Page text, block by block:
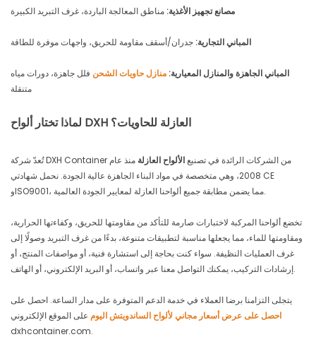
مصانع تجهيز الأغذية: مناطق المعالجة الباردة، غرف التبريد الكبيرة
المباني التجارية: جدران/أسقف مقاومة للحريق، واجهات موفرة للطاقة
المباني الجاهزة والمنازل المعيارية: منازل حاويات الشحن فلل جاهزة، دورات مياه
متنقلة
لماذا تختار ألواح DXH العازلة للحاويات؟
تُعدّ شركة DXH Container من الشركات الرائدة في تصنيعالألواح العازلة منذ عام
2008، وهي متخصصة في مواد البناء الجاهزة عالية الجودة. نحمل شهادتي CE
وISO9001، مما يضمن مطابقة جميع ألواحنا العازلة لمعايير الجودة العالمية.
تخضع ألواحنا المركبة لاختبارات صارمة للتأكد من مقاومتها للحريق، وكفاءتها الحرارية،
ومقاومتها للماء، مما يجعلها مناسبة لتطبيقات متنوعة، بدءًا من غرف التبريد وصولًا إلى
غرف العمليات النظيفة. سواء كنت بحاجة إلى استشارة فنية، أو مواصفات المنتج، أو
إرشادات التركيب، يمكنك التواصل معنا عبر واتساب، أو البريد الإلكتروني، أو الهاتف.
يتجلى التزامنا برضا العملاء في خدمة الدعم المتوفرة على مدار الساعة. احصل على
احصل على عرض أسعار مجاني لألواح الساندويتش اليوم على الموقع الإلكتروني
dxhcontainer.com.